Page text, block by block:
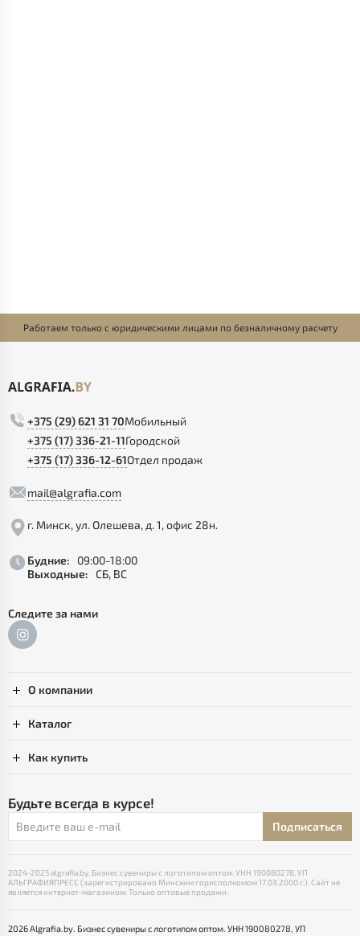
Работаем только с юридическими лицами по безналичному расчету
+375 (29) 621 31 70Мобильный
+375 (17) 336-21-11Городской
+375 (17) 336-12-61Отдел продаж
mail@algrafia.com
г. Минск, ул. Олешева, д. 1, офис 28н.
Будние:
09:00-18:00
Выходные: СБ, ВС
Следите за нами
О компании
Каталог
Как купить
Будьте всегда в курсе!
Подписаться
2024-2025 algrafia.by. Бизнес сувениры с логотипом оптом. УНН 190080278, УП
АЛЬГРАФИЯПРЕСС (зарегистрировано Минским горисполкомом 17.03.2000 г.). Сайт не
является интернет-магазином. Только оптовые продажи.
2026 Algrafia.by. Бизнес сувениры с логотипом оптом. УНН 190080278, УП